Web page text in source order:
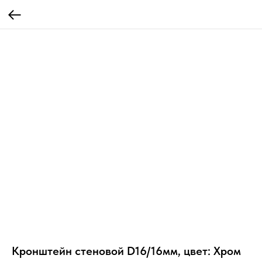
Кронштейн стеновой D16/16мм, цвет: Хром